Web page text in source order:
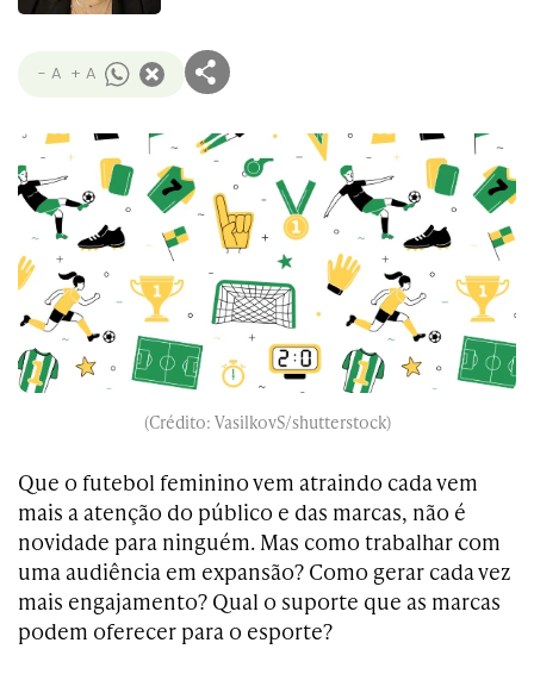
- A + A
(Crédito: VasilkovS/shutterstock)
Que o futebol feminino vem atraindo cada vem
mais a atenção do público e das marcas, não é
novidade para ninguém. Mas como trabalhar com
uma audiência em expansão? Como gerar cada vez
mais engajamento? Qual o suporte que as marcas
podem oferecer para o esporte?